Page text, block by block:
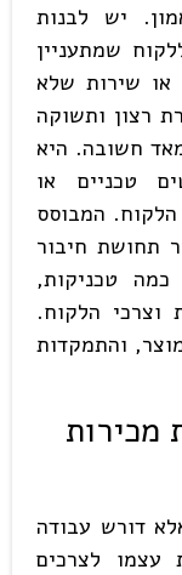
יש לבנות
שמתעניין
או שירות שלא
רצון ותשוקה
חשובה. היא
טכניים או
המבוסס
תחושת חיבור
טכניקות,
וצרכי הלקוח.
והתמקדות
מכירות
דורש עבודה
עצמו לצרכים